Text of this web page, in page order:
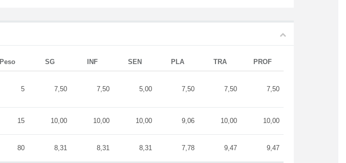
Peso SG INF SEN PLA TRA PROF
5 7,50 7,50 5,00 7,50 7,50 7,50
15 10,00 10,00 10,00 9,06 10,00 10,00
80 8,31 8,31 8,31 7,78 9,47 9,47